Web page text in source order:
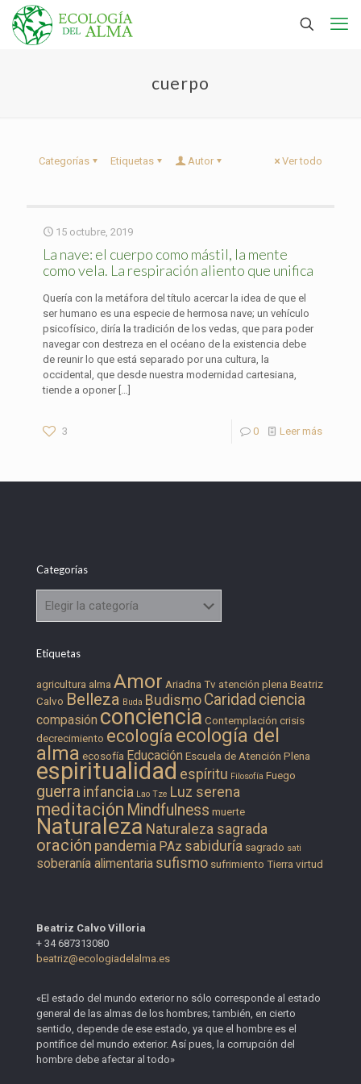
cuerpo
Categorías Etiquetas Autor Ver todo
15 octubre, 2019
La nave: el cuerpo como mástil, la mente
como vela. La respiración aliento que unifica
Quería con la metáfora del título acercar la idea de que el
ser humano es una especie de hermosa nave; un vehículo
psicofísico, diría la tradición de los vedas, que para poder
navegar con destreza en el océano de la existencia debe
de reunir lo que está separado por una cultura, la
occidental, que desde nuestra modernidad cartesiana,
tiende a oponer[…]
3 0 Leer más
Categorías
Etiquetas
agricultura alma Amor Ariadna Tv atención plena Beatriz
Calvo Belleza Buda Budismo Caridad ciencia
compasión conciencia Contemplación crisis
decrecimiento ecología ecología del
alma ecosofía Educación Escuela de Atención Plena
espiritualidad espíritu Filosofía Fuego
guerra infancia Lao Tze Luz serena
meditación Mindfulness muerte
Naturaleza Naturaleza sagrada
oración pandemia PAz sabiduría sagrado sati
soberanía alimentaria sufismo sufrimiento Tierra virtud
Beatriz Calvo Villoria
+ 34 687313080
beatriz@ecologiadelalma.es
«El estado del mundo exterior no sólo corresponde al estado
general de las almas de los hombres; también, en cierto
sentido, depende de ese estado, ya que el hombre es el
pontífice del mundo exterior. Así pues, la corrupción del
hombre debe afectar al todo»